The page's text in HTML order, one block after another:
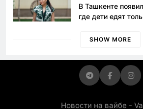
В Ташкенте
где дети едят
просить «кашу
SHOW MORE
Новости на вайбе -